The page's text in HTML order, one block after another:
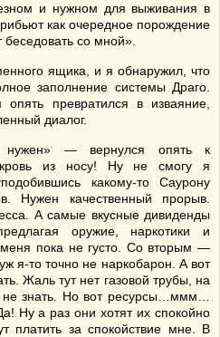
и нужном для выживания в
как очередное порождение
со мной».
ящика, и я обнаружил, что
заполнение системы Драго.
превратился в изваяние,
диалог.
нужен» — вернулся опять к
из носу! Ну не смогу я
какому-то Саурону
Нужен качественный прорыв.
А самые вкусные дивиденды
оружие, наркотики и
пока не густо. Со вторым —
я-то точно не наркобарон. А вот
Жаль тут нет газовой трубы, на
не знать. Но вот ресурсы…ммм…
Ну а раз они хотят их спокойно
платить за спокойствие мне. В